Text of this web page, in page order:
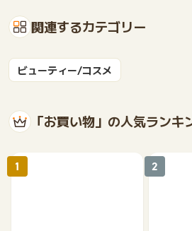
関連するカテゴリー
ビューティー/コスメ
「お買い物」の人気ランキ
1 2